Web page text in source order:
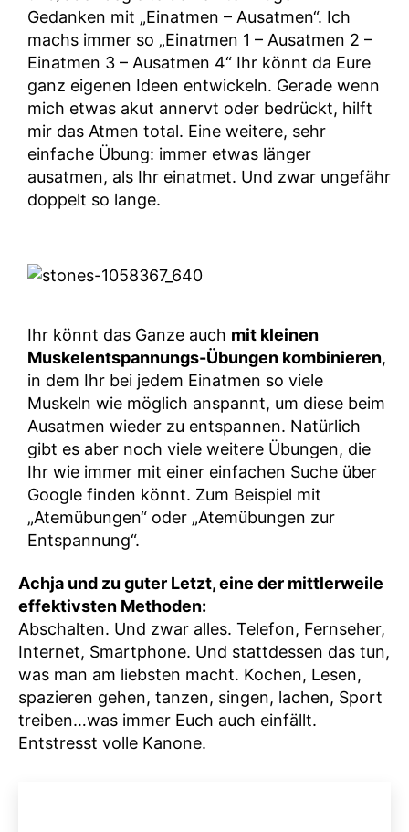
Gedanken mit „Einatmen – Ausatmen“. Ich
machs immer so „Einatmen 1 – Ausatmen 2 –
Einatmen 3 – Ausatmen 4“ Ihr könnt da Eure
ganz eigenen Ideen entwickeln. Gerade wenn
mich etwas akut annervt oder bedrückt, hilft
mir das Atmen total. Eine weitere, sehr
einfache Übung: immer etwas länger
ausatmen, als Ihr einatmet. Und zwar ungefähr
doppelt so lange.
Ihr könnt das Ganze auch mit kleinen
Muskelentspannungs-Übungen kombinieren,
in dem Ihr bei jedem Einatmen so viele
Muskeln wie möglich anspannt, um diese beim
Ausatmen wieder zu entspannen. Natürlich
gibt es aber noch viele weitere Übungen, die
Ihr wie immer mit einer einfachen Suche über
Google finden könnt. Zum Beispiel mit
„Atemübungen“ oder „Atemübungen zur
Entspannung“.
Achja und zu guter Letzt, eine der mittlerweile
effektivsten Methoden:
Abschalten. Und zwar alles. Telefon, Fernseher,
Internet, Smartphone. Und stattdessen das tun,
was man am liebsten macht. Kochen, Lesen,
spazieren gehen, tanzen, singen, lachen, Sport
treiben…was immer Euch auch einfällt.
Entstresst volle Kanone.